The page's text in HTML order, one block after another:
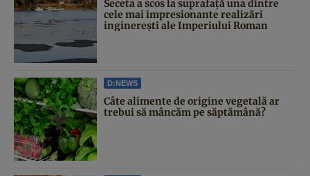
Seceta a scos la suprafață una dintre
cele mai impresionante realizări
inginerești ale Imperiului Roman
D:NEWS
Câte alimente de origine vegetală ar
trebui să mâncăm pe săptămână?